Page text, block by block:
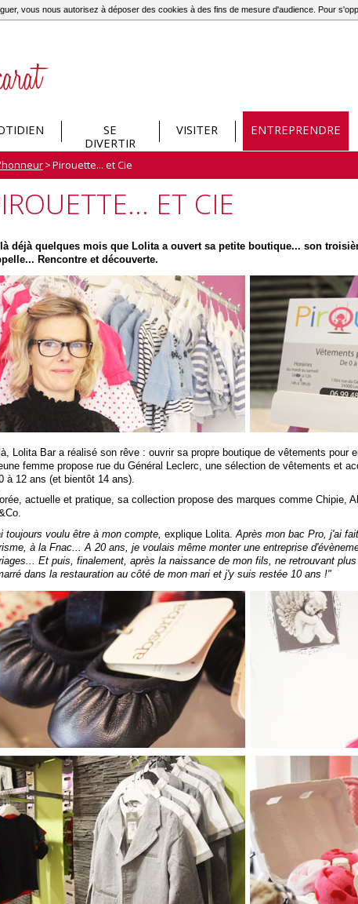
vous nous autorisez à déposer des cookies à des fins de mesure d'audience. Pour
>Pirouette... et Cie
SE
DIVERTIR
VISITER ENTREPRENDRE
ET CIE
déjà quelques mois que Lolita a ouvert sa petite boutique... son
Rencontre et découverte.
Lolita Bar a réalisé son rêve : ouvrir sa propre boutique de vêtements pour
femme propose rue du Général Leclerc, une sélection de vêtements et
à 12 ans (et bientôt 14 ans).
actuelle et pratique, sa collection propose des marques comme Chipie,
toujours voulu être à mon compte, explique Lolita. Après mon bac Pro, j'ai
à la Fnac... A 20 ans, je voulais même monter une entreprise
Et puis, finalement, après la naissance de mon fils, ne retrouvant
dans la restauration au côté de mon mari et j'y suis restée 10 ans !"